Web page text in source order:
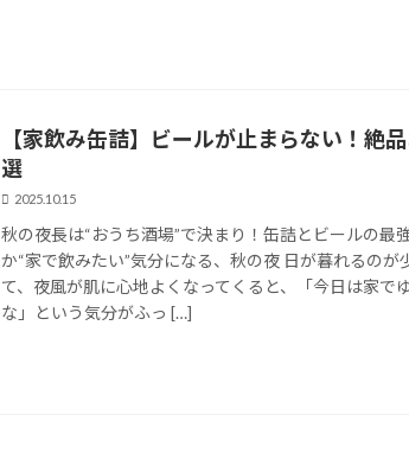
【家飲み缶詰】ビールが止まらない！絶
選
2025.10.15
秋の夜長は“おうち酒場”で決まり！缶詰とビールの最
か“家で飲みたい”気分になる、秋の夜 日が暮れるのが
て、夜風が肌に心地よくなってくると、「今日は家で
な」という気分がふっ […]